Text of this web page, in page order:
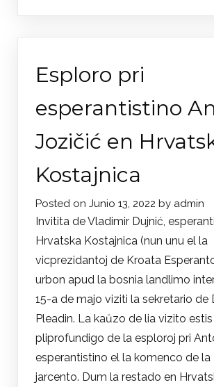
Esploro pri
esperantistino
Jozičić en
Kostajnica
Posted on Junio 13, 2022 by admin
Invitita de Vladimir Dujnić,
Hrvatska Kostajnica (nun unu el la
vicprezidantoj de Kroata
urbon apud la bosnia landlimo
15-a de majo viziti la sekretario de
Pleadin. La kaŭzo de lia vizito estis
pliprofundigo de la esploroj pri
esperantistino el la komenco de la
jarcento. Dum la restado en